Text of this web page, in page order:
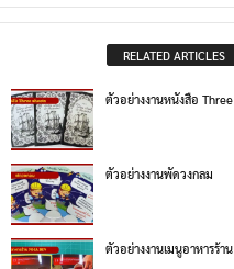
RELATED ARTICLES
ตัวอย่างงานหนังสือ
ตัวอย่างงานพัดวงกลม
ตัวอย่างงานเมนูอาหารร้า